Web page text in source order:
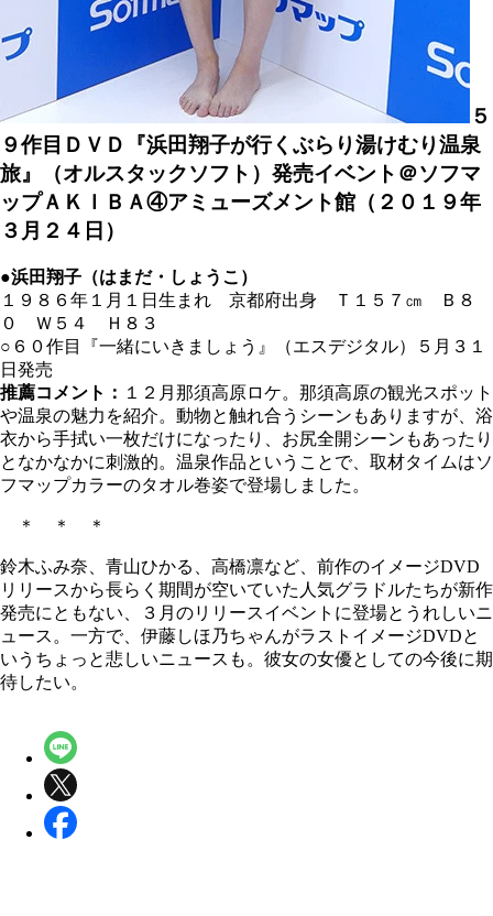
５
９作目ＤＶＤ『浜田翔子が行くぶらり湯けむり温泉
旅』（オルスタックソフト）発売イベント＠ソフマ
ップＡＫＩＢＡ④アミューズメント館（２０１９年
３月２４日）
●浜田翔子（はまだ・しょうこ）
１９８６年１月１日生まれ 京都府出身 Ｔ１５７ ㎝ Ｂ８
０ Ｗ５４ Ｈ８３
○６０作目『一緒にいきましょう』（エスデジタル）５月３１
日発売
推薦コメント： １２月那須高原ロケ。那須高原の観光スポット
や温泉の魅力を紹介。動物と触れ合うシーンもありますが、浴
衣から手拭い一枚だけになったり、お尻全開シーンもあったり
となかなかに刺激的。温泉作品ということで、取材タイムはソ
フマップカラーのタオル巻姿で登場しました。
＊ ＊ ＊
鈴木ふみ奈、青山ひかる、高橋凛など、前作のイメージDVD
リリースから長らく期間が空いていた人気グラドルたちが新作
発売にともない、３月のリリースイベントに登場とうれしいニ
ュース。一方で、 伊藤しほ乃ちゃんがラストイメージDVDと
いうちょっと悲しいニュースも。彼女の女優としての今後に期
待したい。